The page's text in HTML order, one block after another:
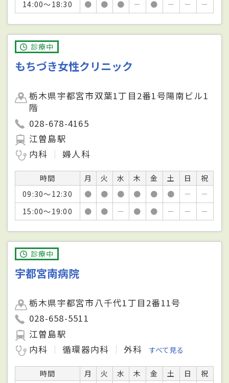
14:00～18:30 ● ● ● － ● － － －
診療中
もちづき女性クリニック
栃木県宇都宮市双葉1丁目2番1号陽南ビル1
階
028-678-4165
江曽島駅
内科
婦人科
時間 月 火 水 木 金 土 日
祝
09:30～12:30
● ● ● ● ● ● －
－
15:00～19:00
● ● － ● ● － － －
診療中
宇都宮南病院
栃木県宇都宮市八千代1丁目2番11号
028-658-5511
江曽島駅
内科
循環器内科 外科 すべて見る
時間 月 火 水 木 金 土 日
祝